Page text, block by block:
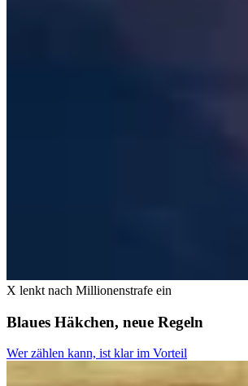
X lenkt nach Millionenstrafe ein
Blaues Häkchen, neue Regeln
Wer zählen kann, ist klar im Vorteil